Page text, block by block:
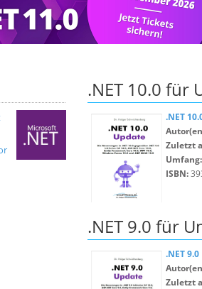
.NET 10.0 für
.NET
Zuletzt
Umfang:
ISBN:
.NET 9.0 für
.NET
Zuletzt